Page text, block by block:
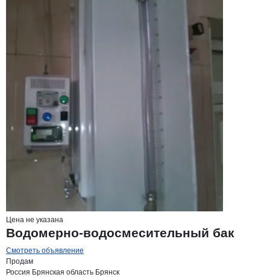
Цена не указана
Водомерно-водосмесительный бак
Смотреть объявление
Продам
Россия Брянская область Брянск